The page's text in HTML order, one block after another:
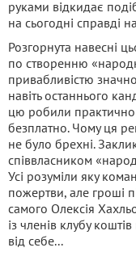
руками відкидає
на сьогодні справді
Розгорнута навесні
по створенню
привабливістю
навіть останнього
цю робили практично
безплатно. Чому ця
не було брехні.
співвласником
Усі розуміли яку
пожертви, але гроші
самого Олексія
із членів клубу
від себе...